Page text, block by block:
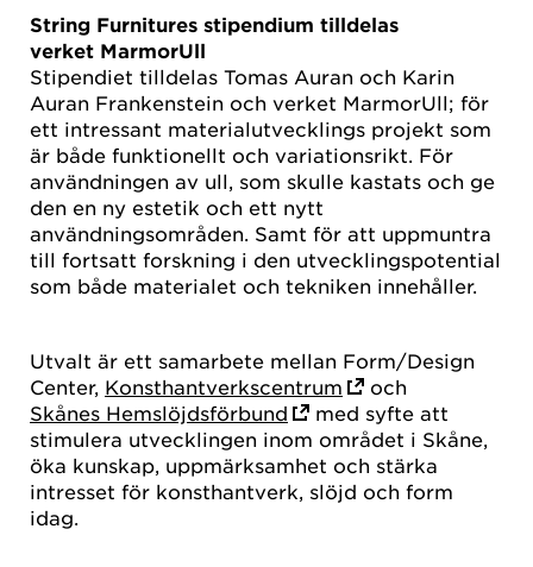
String Furnitures stipendium tilldelas
verket MarmorUll
Stipendiet tilldelas Tomas Auran och Karin
Auran Frankenstein och verket MarmorUll; för
ett intressant materialutvecklings projekt som
är både funktionellt och variationsrikt. För
användningen av ull, som skulle kastats och ge
den en ny estetik och ett nytt
användningsområden. Samt för att uppmuntra
till fortsatt forskning i den utvecklingspotential
som både materialet och tekniken innehåller.
Utvalt är ett samarbete mellan Form/Design
Center, Konsthantverkscentrum
och
Skånes Hemslöjdsförbund
med syfte att
stimulera utvecklingen inom området i Skåne,
öka kunskap, uppmärksamhet och stärka
intresset för konsthantverk, slöjd och form
idag.